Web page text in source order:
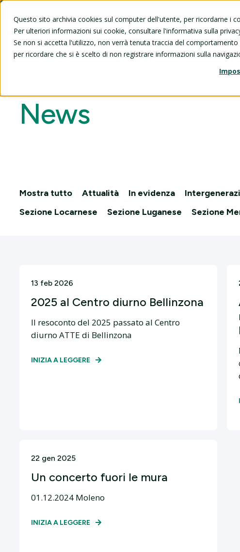
Questo sito archivia cookies sul computer dell'utente, per ricordarne i
Per ulteriori informazioni sui cookie, consultare l'informativa sulla
Se non si accetta l'utilizzo, non verrà tenuta traccia del
per ricordare che si è scelto di non registrare informazioni sulla
Viaggi e gite UNI3
News
Mostra tutto Attualità In evidenza
Sezione Locarnese
Sezione Luganese Sezione
13 feb 2026
2025 al Centro diurno Bellinzona
Il resoconto del 2025 passato al Centro
diurno ATTE di Bellinzona
INIZIA A LEGGERE
22 gen 2025
Un concerto fuori le mura
01.12.2024 Moleno
INIZIA A LEGGERE